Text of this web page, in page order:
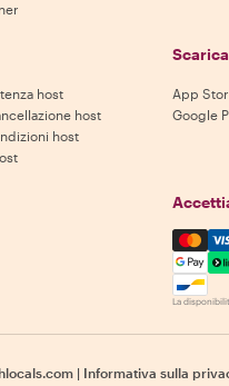
host
host
host
App
Google
La
| Informativa sulla